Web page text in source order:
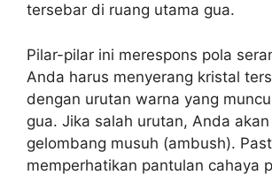
tersebar di ruang utama gua.
Pilar-pilar ini merespons pola
Anda harus menyerang kristal
dengan urutan warna yang
gua. Jika salah urutan, Anda
gelombang musuh (ambush).
memperhatikan pantulan cahaya